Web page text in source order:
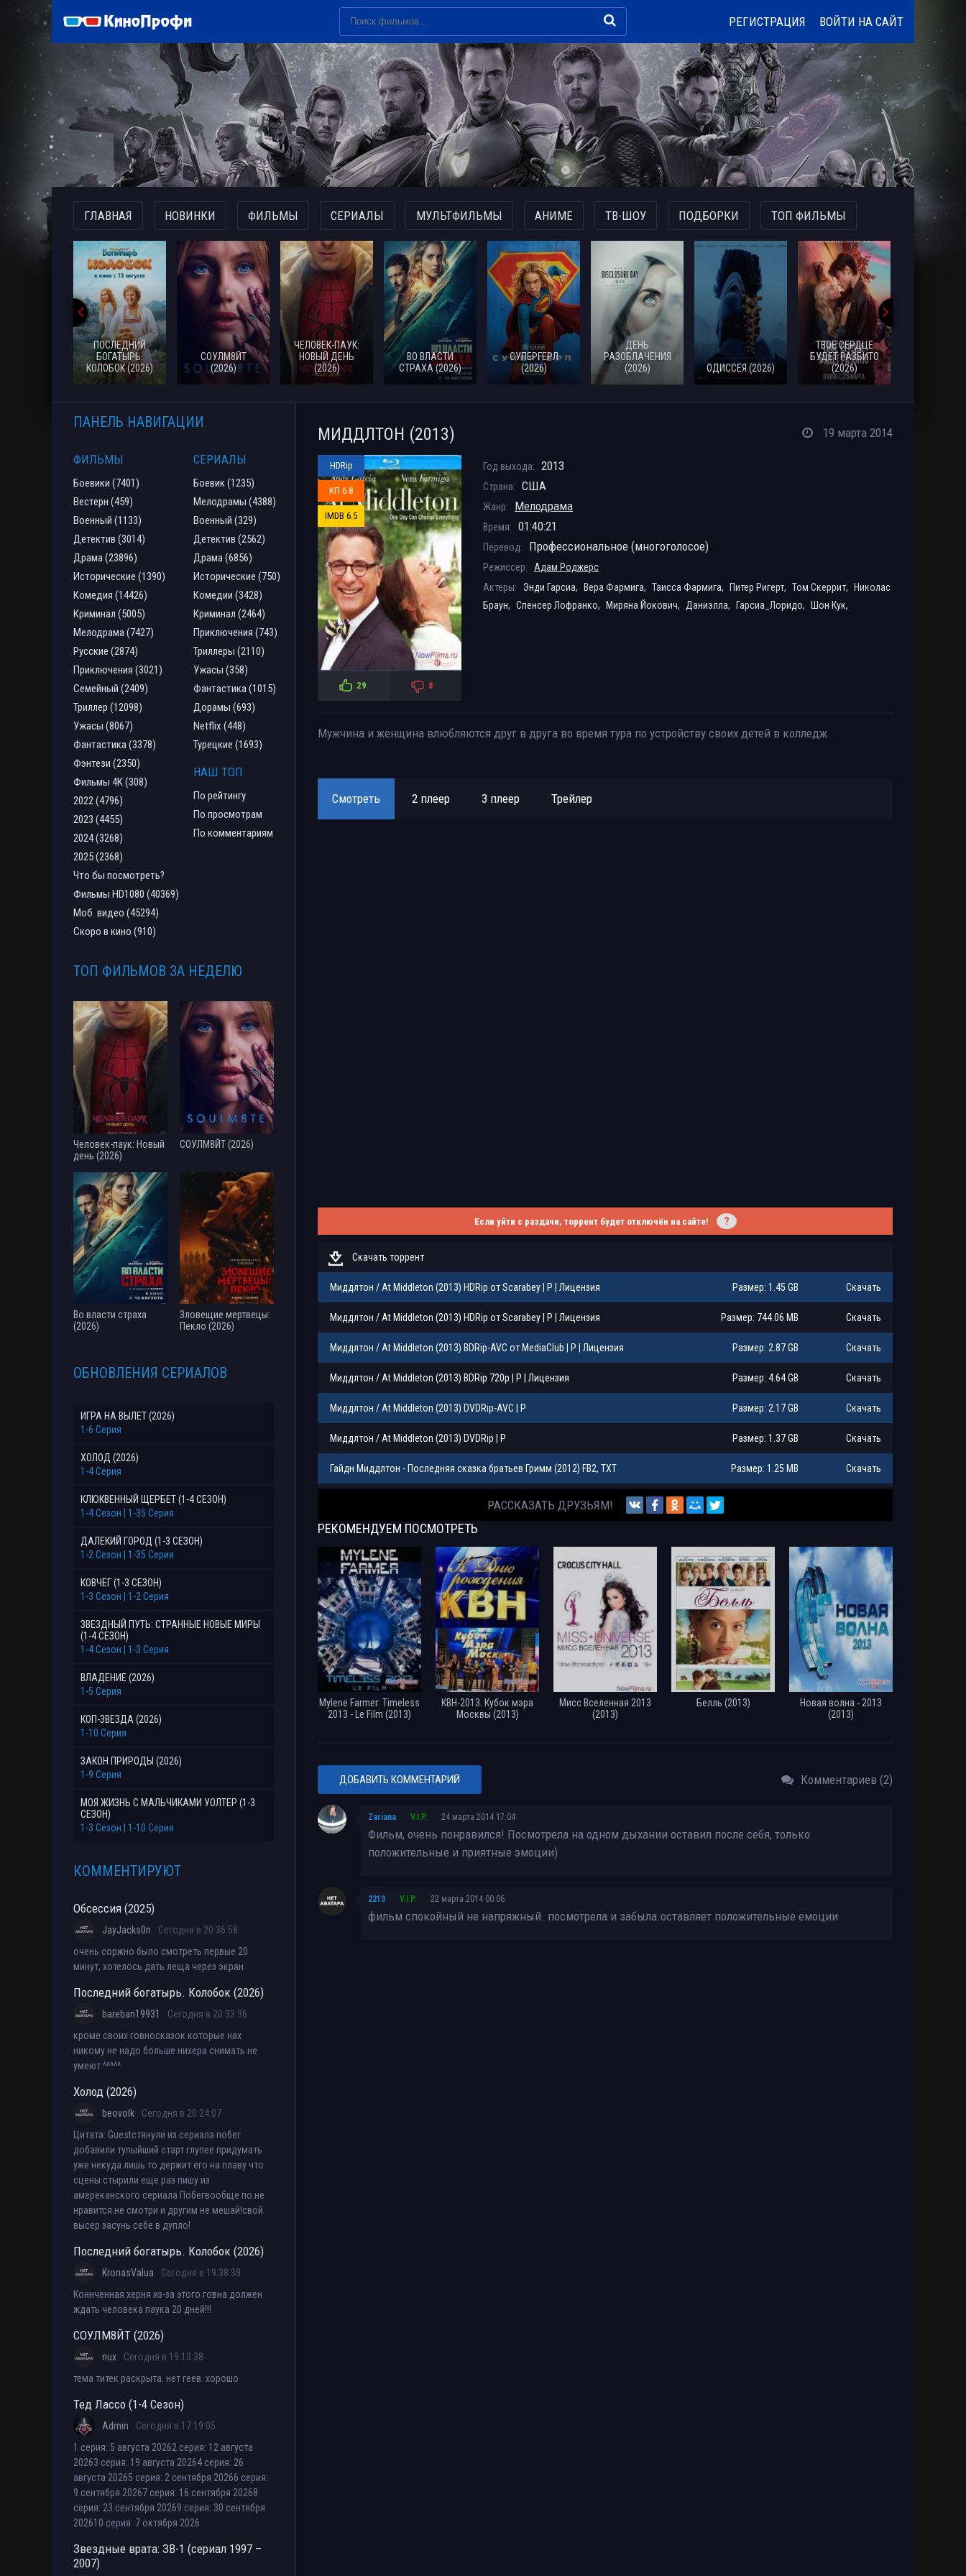
РЕГИСТРАЦИЯ ВОЙТИ НА САЙТ
ГЛАВНАЯ НОВИНКИ ФИЛЬМЫ СЕРИАЛЫ МУЛЬТФИЛЬМЫ АНИМЕ ТВ-ШОУ ПОДБОРКИ ТОП ФИЛЬМЫ
ПОСЛЕДНИЙ
БОГАТЫРЬ.
КОЛОБОК (2026)
СОУЛМ8ЙТ
(2026)
ЧЕЛОВЕК-ПАУК:
НОВЫЙ ДЕНЬ
(2026)
ВО ВЛАСТИ
СТРАХА (2026)
СУПЕРГЕРЛ
(2026)
ДЕНЬ
РАЗОБЛАЧЕНИЯ
(2026)
ОДИССЕЯ (2026)
ТВОЕ СЕРДЦЕ
БУДЕТ РАЗБИТО
(2026)
МИДДЛТОН (2013) 19 марта 2014
HDRip
КП 6.8
IMDB 6.5
29 8
Год выхода: 2013
Страна: США
Жанр: Мелодрама
Время: 01:40:21
Перевод: Профессиональное (многоголосое)
Режиссер:
Адам Роджерс
Актеры:
Энди Гарсиа, Вера Фармига, Таисса Фармига, Питер Ригерт, Том Скеррит,
Николас
Браун, Спенсер Лофранко, Миряна Йокович, Даниэлла, Гарсиа_Лоридо, Шон Кук,
Мужчина и женщина влюбляются друг в друга во время тура по устройству своих детей в колледж.
Смотреть 2 плеер 3 плеер Трейлер
Если уйти с раздачи, торрент будет отключён на сайте! ?
Скачать торрент
Миддлтон / At Middleton (2013) HDRip от Scarabey | Р | Лицензия Размер: 1.45 GB Скачать
Миддлтон / At Middleton (2013) HDRip от Scarabey | Р | Лицензия Размер: 744.06 MB Скачать
Миддлтон / At Middleton (2013) BDRip-AVC от MediaClub | P | Лицензия Размер: 2.87 GB Скачать
Миддлтон / At Middleton (2013) BDRip 720p | P | Лицензия Размер: 4.64 GB Скачать
Миддлтон / At Middleton (2013) DVDRip-AVC | P Размер: 2.17 GB Скачать
Миддлтон / At Middleton (2013) DVDRip | P Размер: 1.37 GB Скачать
Гайдн Миддлтон - Последняя сказка братьев Гримм (2012) FB2, TXT Размер: 1.25 MB Скачать
Джон Миддлтон | Перезагрузка мозга. Безупречная память, яркий интеллект,
РАССКАЗАТЬ ДРУЗЬЯМ!
РЕКОМЕНДУЕМ ПОСМОТРЕТЬ
Mylene Farmer: Timeless
2013 - Le Film (2013)
КВН-2013. Кубок мэра
Москвы (2013)
Мисс Вселенная 2013
(2013)
Белль (2013)
Новая волна - 2013
(2013)
ДОБАВИТЬ КОММЕНТАРИЙ Комментариев (2)
Zariana V.I.P. 24 марта 2014 17:04
Фильм, очень понравился! Посмотрела на одном дыхании оставил после себя, только
положительные и приятные эмоции)
2213 V.I.P. 22 марта 2014 00:06
фильм спокойный не напряжный. посмотрела и забыла.оставляет положительные емоции
ПАНЕЛЬ НАВИГАЦИИ
ФИЛЬМЫ
Боевики (7401)
Вестерн (459)
Военный (1133)
Детектив (3014)
Драма (23896)
Исторические (1390)
Комедия (14426)
Криминал (5005)
Мелодрама (7427)
Русские (2874)
Приключения (3021)
Семейный (2409)
Триллер (12098)
Ужасы (8067)
Фантастика (3378)
Фэнтези (2350)
Фильмы 4К (308)
2022 (4796)
2023 (4455)
2024 (3268)
2025 (2368)
Что бы посмотреть?
Фильмы HD1080 (40369)
Моб. видео (45294)
Скоро в кино (910)
СЕРИАЛЫ
Боевик (1235)
Мелодрамы (4388)
Военный (329)
Детектив (2562)
Драма (6856)
Исторические (750)
Комедии (3428)
Криминал (2464)
Приключения (743)
Триллеры (2110)
Ужасы (358)
Фантастика (1015)
Дорамы (693)
Netflix (448)
Турецкие (1693)
НАШ ТОП
По рейтингу
По просмотрам
По комментариям
ТОП ФИЛЬМОВ ЗА НЕДЕЛЮ
Человек-паук: Новый
день (2026)
СОУЛМ8ЙТ (2026)
Во власти страха
(2026)
Зловещие мертвецы:
Пекло (2026)
ОБНОВЛЕНИЯ СЕРИАЛОВ
ИГРА НА ВЫЛЕТ (2026)
1-6 Серия
ХОЛОД (2026)
1-4 Серия
КЛЮКВЕННЫЙ ЩЕРБЕТ (1-4 СЕЗОН)
1-4 Сезон | 1-35 Серия
ДАЛЕКИЙ ГОРОД (1-3 СЕЗОН)
1-2 Сезон | 1-35 Серия
КОВЧЕГ (1-3 СЕЗОН)
1-3 Сезон | 1-2 Серия
ЗВЕЗДНЫЙ ПУТЬ: СТРАННЫЕ НОВЫЕ МИРЫ
(1-4 СЕЗОН)
1-4 Сезон | 1-3 Серия
ВЛАДЕНИЕ (2026)
1-5 Серия
КОП-ЗВЕЗДА (2026)
1-10 Серия
ЗАКОН ПРИРОДЫ (2026)
1-9 Серия
МОЯ ЖИЗНЬ С МАЛЬЧИКАМИ УОЛТЕР (1-3
СЕЗОН)
1-3 Сезон | 1-10 Серия
КОММЕНТИРУЮТ
Обсессия (2025)
JayJacks0n
Сегодня в 20:36:58
очень соржно было смотреть первые 20
минут, хотелось дать леща через экран.
Последний богатырь. Колобок (2026)
bareban19931
Сегодня в 20:33:36
кроме своих говносказок которые нах
никому не надо больше нихера снимать не
умеют ^^^^^
Холод (2026)
beovolk
Сегодня в 20:24:07
Цитата: Guestстянули из сериала побег
добавили тупыйший старт глупее придумать
уже некуда лишь то держит его на плаву что
сцены стырили еще раз пишу из
амереканского сериала Побегвообще по.не
нравится.не смотри и другим не мешай!свой
высер засунь себе в дупло!
Последний богатырь. Колобок (2026)
KronasValua
Сегодня в 19:38:38
Коннченная херня из-за этого говна должен
ждать человека паука 20 дней!!!
СОУЛМ8ЙТ (2026)
nux
Сегодня в 19:13:38
тема титек раскрыта. нет геев. хорошо
Тед Лассо (1-4 Сезон)
Admin
Сегодня в 17:19:05
1 серия: 5 августа 20262 серия: 12 августа
20263 серия: 19 августа 20264 серия: 26
августа 20265 серия: 2 сентября 20266 серия:
9 сентября 20267 серия: 16 сентября 20268
серия: 23 сентября 20269 серия: 30 сентября
202610 серия: 7 октября 2026
Звездные врата: ЗВ-1 (сериал 1997 –
2007)